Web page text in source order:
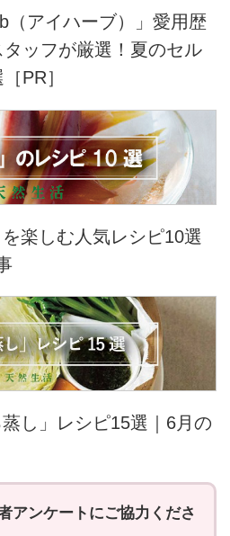
アイハーブ）」愛用歴
ッフが厳選！夏のセル
PR］
楽しむ人気レシピ10選
し」レシピ15選｜6月の